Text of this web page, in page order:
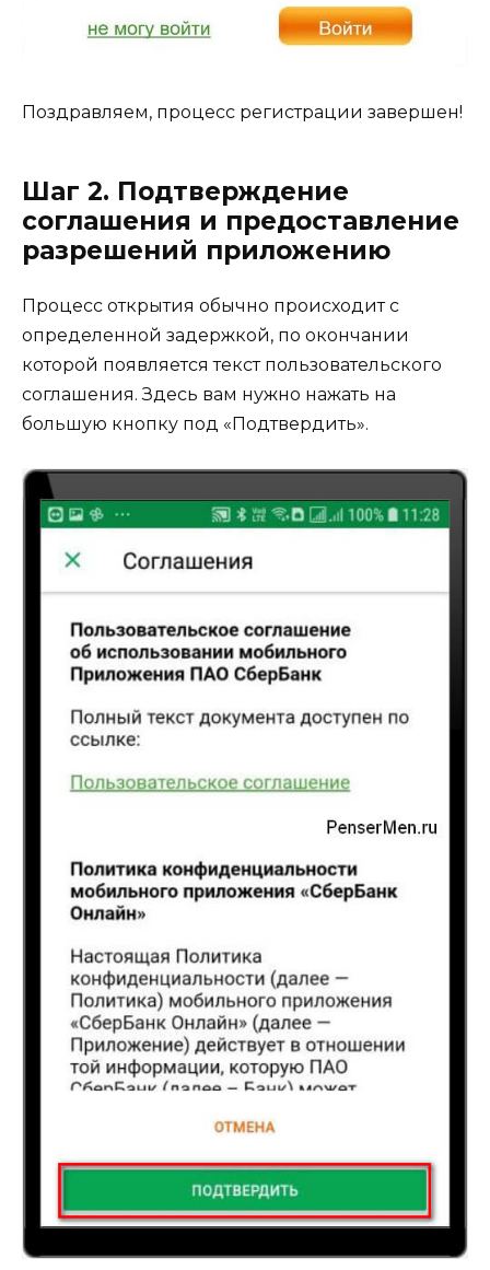
Поздравляем, процесс регистрации завершен!
Шаг 2. Подтверждение
соглашения и предоставление
разрешений приложению
Процесс открытия обычно происходит с
определенной задержкой, по окончании
которой появляется текст пользовательского
соглашения. Здесь вам нужно нажать на
большую кнопку под «Подтвердить».